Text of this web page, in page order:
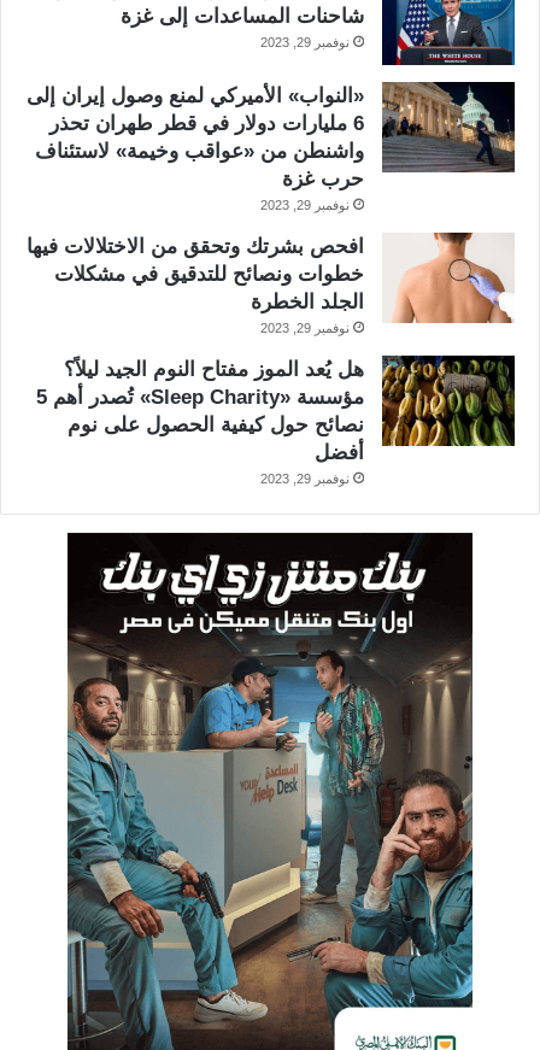
شاحنات المساعدات إلى غزة
نوفمبر 29, 2023
«النواب» الأميركي لمنع وصول إيران إلى
6 مليارات دولار في قطر طهران تحذر
واشنطن من «عواقب وخيمة» لاستئناف
حرب غزة
نوفمبر 29, 2023
افحص بشرتك وتحقق من الاختلالات فيها
خطوات ونصائح للتدقيق في مشكلات
الجلد الخطرة
نوفمبر 29, 2023
هل يُعد الموز مفتاح النوم الجيد ليلاً؟
مؤسسة «Sleep Charity» تُصدر أهم 5
نصائح حول كيفية الحصول على نوم
أفضل
نوفمبر 29, 2023